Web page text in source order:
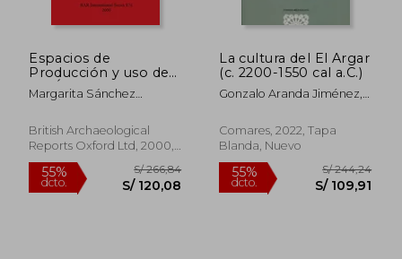
Espacios de
Producción y uso de
los Útiles de Piedra
Tallada del Neolítico:
Castillejos de las
Peñas de los Gitanos"
Archaeological
Reports International
Margarita Sánchez
British Archaeological
Reports Oxford Ltd, 2000,
Tapa Blanda, Nuevo
La cultura del El Argar
(c. 2200-1550 cal a.C.)
Gonzalo Aranda Jiménez,
Margarita Sánchez
Romero
Comares, 2022, Tapa
Blanda, Nuevo